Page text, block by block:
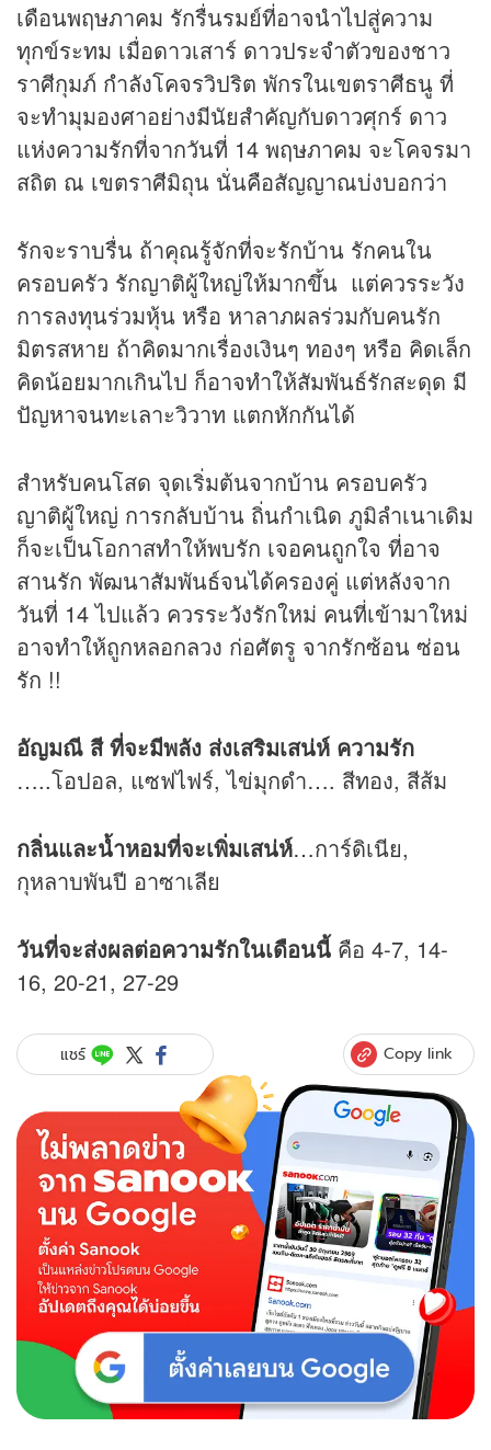
เดือนพฤษภาคม รักรื่นรมย์ที่อาจนำไปสู่ความ
ทุกข์ระทม เมื่อดาวเสาร์ ดาวประจำตัวของชาว
ราศีกุมภ์ กำลังโคจรวิปริต พักรในเขตราศีธนู ที่
จะทำมุมองศาอย่างมีนัยสำคัญกับดาวศุกร์ ดาว
แห่งความรักที่จากวันที่ 14 พฤษภาคม จะโคจรมา
สถิต ณ เขตราศีมิถุน นั่นคือสัญญาณบ่งบอกว่า
รักจะราบรื่น ถ้าคุณรู้จักที่จะรักบ้าน รักคนใน
ครอบครัว รักญาติผู้ใหญ่ให้มากขึ้น แต่ควรระวัง
การลงทุนร่วมหุ้น หรือ หาลาภผลร่วมกับคนรัก
มิตรสหาย ถ้าคิดมากเรื่องเงินๆ ทองๆ หรือ คิดเล็ก
คิดน้อยมากเกินไป ก็อาจทำให้สัมพันธ์รักสะดุด มี
ปัญหาจนทะเลาะวิวาท แตกหักกันได้
สำหรับคนโสด จุดเริ่มต้นจากบ้าน ครอบครัว
ญาติผู้ใหญ่ การกลับบ้าน ถิ่นกำเนิด ภูมิลำเนาเดิม
ก็จะเป็นโอกาสทำให้พบรัก เจอคนถูกใจ ที่อาจ
สานรัก พัฒนาสัมพันธ์จนได้ครองคู่ แต่หลังจาก
วันที่ 14 ไปแล้ว ควรระวังรักใหม่ คนที่เข้ามาใหม่
อาจทำให้ถูกหลอกลวง ก่อศัตรู จากรักซ้อน ซ่อน
รัก !!
อัญมณี สี ที่จะมีพลัง ส่งเสริมเสน่ห์ ความรัก
…..โอปอล, แซฟไฟร์, ไข่มุกดำ…. สีทอง, สีส้ม
กลิ่นและน้ำหอมที่จะเพิ่มเสน่ห์…การ์ดิเนีย,
กุหลาบพันปี อาซาเลีย
วันที่จะส่งผลต่อความรักในเดือนนี้ คือ 4-7, 14-
16, 20-21, 27-29
แชร์ Copy link